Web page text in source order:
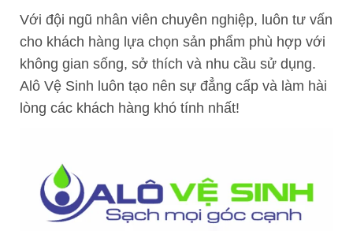
Với đội ngũ nhân viên chuyên nghiệp, luôn tư vấn
cho khách hàng lựa chọn sản phẩm phù hợp với
không gian sống, sở thích và nhu cầu sử dụng.
Alô Vệ Sinh luôn tạo nên sự đẳng cấp và làm hài
lòng các khách hàng khó tính nhất!